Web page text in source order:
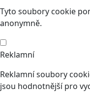
Tyto soubory cookie
anonymně.
Reklamní
Reklamní soubory
jsou hodnotnější pro